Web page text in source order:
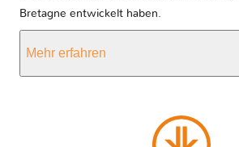
Bretagne entwickelt haben.
Mehr erfahren